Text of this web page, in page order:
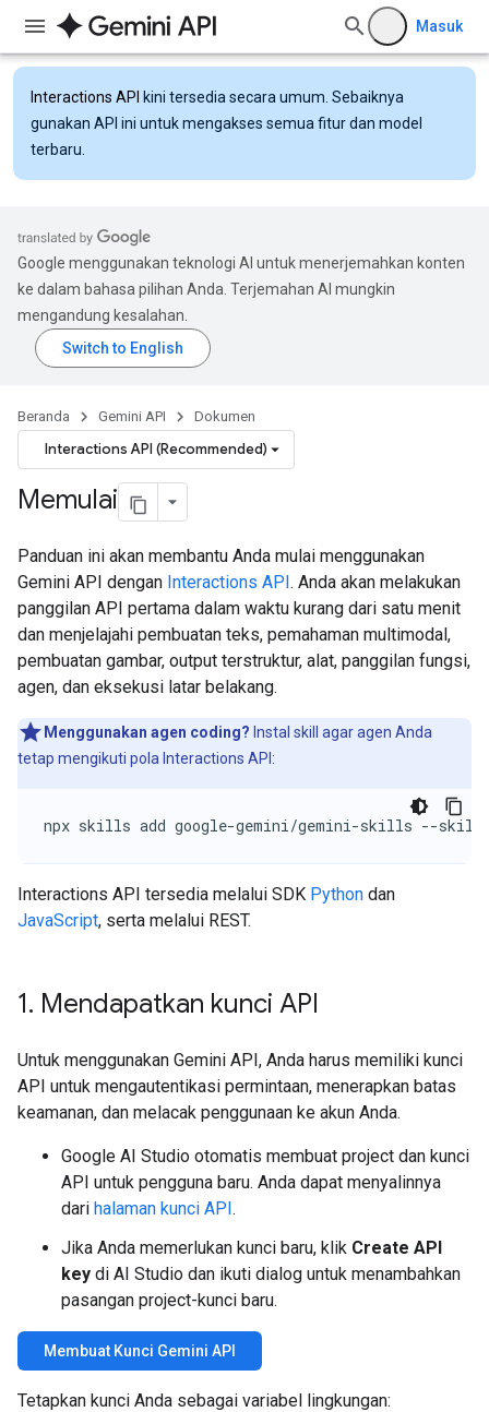
Masuk
Interactions API kini tersedia secara umum. Sebaiknya
gunakan API ini untuk mengakses semua fitur dan model
terbaru.
Google menggunakan teknologi AI untuk menerjemahkan konten
ke dalam bahasa pilihan Anda. Terjemahan AI mungkin
mengandung kesalahan.
Beranda Gemini API Dokumen
Interactions API (Recommended)
Memulai
Panduan ini akan membantu Anda mulai menggunakan
Gemini API dengan Interactions API. Anda akan melakukan
panggilan API pertama dalam waktu kurang dari satu menit
dan menjelajahi pembuatan teks, pemahaman multimodal,
pembuatan gambar, output terstruktur, alat, panggilan fungsi,
agen, dan eksekusi latar belakang.
Menggunakan agen coding? Instal skill agar agen Anda
tetap mengikuti pola Interactions API:
npx skills add google-gemini/gemini-skills --skill
Interactions API tersedia melalui SDK Python dan
JavaScript, serta melalui REST.
1. Mendapatkan kunci API
Untuk menggunakan Gemini API, Anda harus memiliki kunci
API untuk mengautentikasi permintaan, menerapkan batas
keamanan, dan melacak penggunaan ke akun Anda.
Google AI Studio otomatis membuat project dan kunci
API untuk pengguna baru. Anda dapat menyalinnya
dari halaman kunci API.
Jika Anda memerlukan kunci baru, klik Create API
key di AI Studio dan ikuti dialog untuk menambahkan
pasangan project-kunci baru.
Membuat Kunci Gemini API
Tetapkan kunci Anda sebagai variabel lingkungan: